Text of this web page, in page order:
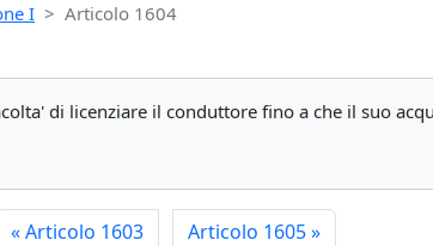
I Articolo 1604
di licenziare il conduttore fino a che il suo
«Articolo 1603 Articolo 1605»